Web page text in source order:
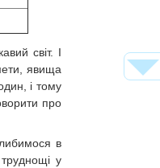
світ. І
явища
і тому
про
в
у